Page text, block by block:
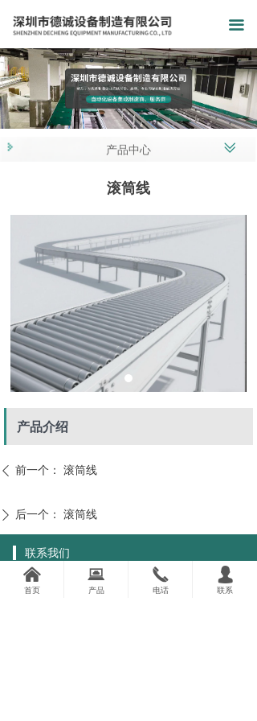
끀
产品中心 ꅂ
滚筒线
产品介绍
ꄴ 前一个： 滚筒线
ꄲ 后一个： 滚筒线
联系我们
公司：
深圳市德诚设备制造有限公司
낀
首页
뀵
产品
끅
电话
넙
联系